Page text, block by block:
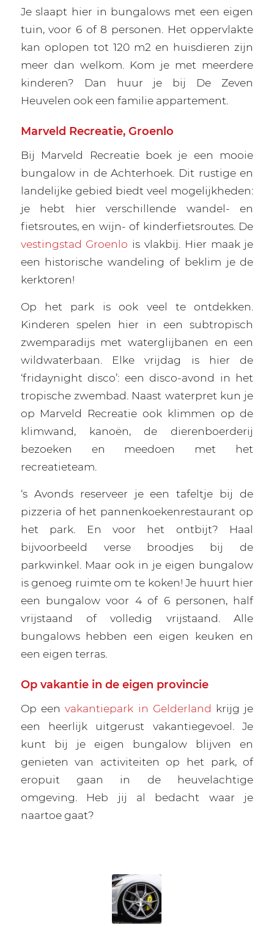
Je slaapt hier in bungalows met een eigen
tuin, voor 6 of 8 personen. Het oppervlakte
kan oplopen tot 120 m2 en huisdieren zijn
meer dan welkom. Kom je met meerdere
kinderen? Dan huur je bij De Zeven
Heuvelen ook een familie appartement.
Marveld Recreatie, Groenlo
Bij Marveld Recreatie boek je een mooie
bungalow in de Achterhoek. Dit rustige en
landelijke gebied biedt veel mogelijkheden:
je hebt hier verschillende wandel- en
fietsroutes, en wijn- of kinderfietsroutes. De
vestingstad Groenlo is vlakbij. Hier maak je
een historische wandeling of beklim je de
kerktoren!
Op het park is ook veel te ontdekken.
Kinderen spelen hier in een subtropisch
zwemparadijs met waterglijbanen en een
wildwaterbaan. Elke vrijdag is hier de
‘fridaynight disco’: een disco-avond in het
tropische zwembad. Naast waterpret kun je
op Marveld Recreatie ook klimmen op de
klimwand, kanoën, de dierenboerderij
bezoeken en meedoen met het
recreatieteam.
‘s Avonds reserveer je een tafeltje bij de
pizzeria of het pannenkoekenrestaurant op
het park. En voor het ontbijt? Haal
bijvoorbeeld verse broodjes bij de
parkwinkel. Maar ook in je eigen bungalow
is genoeg ruimte om te koken! Je huurt hier
een bungalow voor 4 of 6 personen, half
vrijstaand of volledig vrijstaand. Alle
bungalows hebben een eigen keuken en
een eigen terras.
Op vakantie in de eigen provincie
Op eenvakantiepark in Gelderland krijg je
een heerlijk uitgerust vakantiegevoel. Je
kunt bij je eigen bungalow blijven en
genieten van activiteiten op het park, of
eropuit gaan in de heuvelachtige
omgeving. Heb jij al bedacht waar je
naartoe gaat?